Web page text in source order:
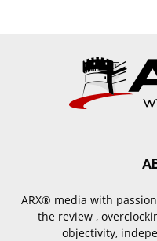
ARX® media with
the review ,
objectivity,